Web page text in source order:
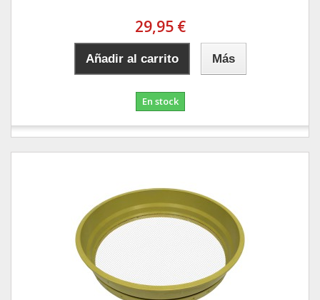
29,95 €
Añadir al carrito Más
En stock